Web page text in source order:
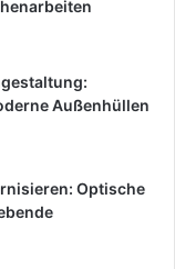
Außenhüllen
Optische